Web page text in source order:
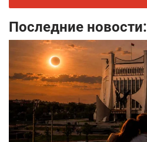
Последние новости: